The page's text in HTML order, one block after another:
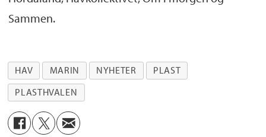
Sammen.
HAV MARIN NYHETER
PLAST
PLASTHVALEN